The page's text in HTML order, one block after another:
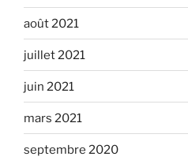
août 2021
juillet 2021
juin 2021
mars 2021
septembre 2020